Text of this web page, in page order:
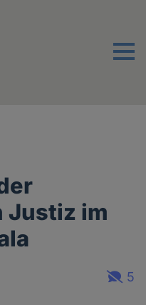
Menu
Justiz im
5